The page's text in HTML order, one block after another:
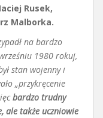
Rusek,
Malborka.
na bardzo
1980 rokuj,
stan wojenny i
„przykręcenie
bardzo trudny
ale także uczniowie